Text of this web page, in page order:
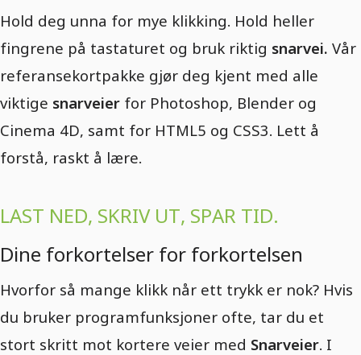
Hold deg unna for mye klikking. Hold heller
fingrene på tastaturet og bruk riktig snarvei. Vår
referansekortpakke gjør deg kjent med alle
viktige snarveier for Photoshop, Blender og
Cinema 4D, samt for HTML5 og CSS3. Lett å
forstå, raskt å lære.
LAST NED, SKRIV UT, SPAR TID.
Dine forkortelser for forkortelsen
Hvorfor så mange klikk når ett trykk er nok? Hvis
du bruker programfunksjoner ofte, tar du et
stort skritt mot kortere veier med Snarveier. I